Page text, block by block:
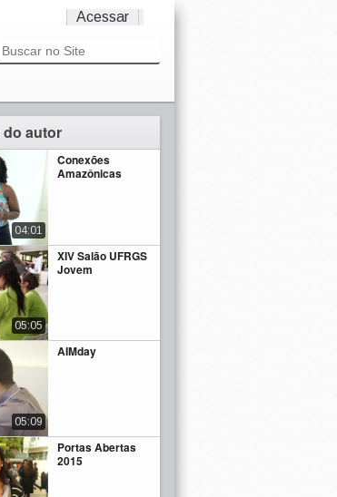
Acessar
autor
Conexões
Amazônicas
04:01
XIV Salão UFRGS
Jovem
05:05
AIMday
05:09
Portas Abertas
2015